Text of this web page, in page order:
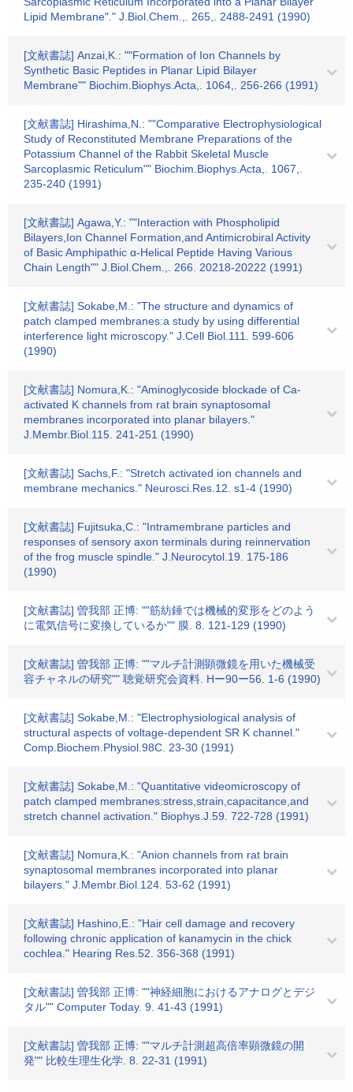
Lipid Membrane"." J.Biol.Chem.,. 265,. 2488-2491 (1990)
[文献書誌] Anzai,K.: ""Formation of Ion Channels by
Synthetic Basic Peptides in Planar Lipid Bilayer
Membrane"" Biochim.Biophys.Acta,. 1064,. 256-266 (1991)
[文献書誌] Hirashima,N.: ""Comparative Electrophysiological
Study of Reconstituted Membrane Preparations of the
Potassium Channel of the Rabbit Skeletal Muscle
Sarcoplasmic Reticulum"" Biochim.Biophys.Acta,. 1067,.
235-240 (1991)
[文献書誌] Agawa,Y.: ""Interaction with Phospholipid
Bilayers,Ion Channel Formation,and Antimicrobiral Activity
of Basic Amphipathic α-Helical Peptide Having Various
Chain Length"" J.Biol.Chem.,. 266. 20218-20222 (1991)
[文献書誌] Sokabe,M.: "The structure and dynamics of
patch clamped membranes:a study by using differential
interference light microscopy." J.Cell Biol.111. 599-606
(1990)
[文献書誌] Nomura,K.: "Aminoglycoside blockade of Ca-
activated K channels from rat brain synaptosomal
membranes incorporated into planar bilayers."
J.Membr.Biol.115. 241-251 (1990)
[文献書誌] Sachs,F.: "Stretch activated ion channels and
membrane mechanics." Neurosci.Res.12. s1-4 (1990)
[文献書誌] Fujitsuka,C.: "Intramembrane particles and
responses of sensory axon terminals during reinnervation
of the frog muscle spindle." J.Neurocytol.19. 175-186
(1990)
[文献書誌] 曽我部 正博: ""筋紡錘では機械的変形をどのよう
に電気信号に変換しているか"" 膜. 8. 121-129 (1990)
[文献書誌] 曽我部 正博: ""マルチ計測顕微鏡を用いた機械受
容チャネルの研究"" 聴覚研究会資料. Hー90ー56. 1-6 (1990)
[文献書誌] Sokabe,M.: "Electrophysiological analysis of
structural aspects of voltage-dependent SR K channel."
Comp.Biochem.Physiol.98C. 23-30 (1991)
[文献書誌] Sokabe,M.: "Quantitative videomicroscopy of
patch clamped membranes:stress,strain,capacitance,and
stretch channel activation." Biophys.J.59. 722-728 (1991)
[文献書誌] Nomura,K.: "Anion channels from rat brain
synaptosomal membranes incorporated into planar
bilayers." J.Membr.Biol.124. 53-62 (1991)
[文献書誌] Hashino,E.: "Hair cell damage and recovery
following chronic application of kanamycin in the chick
cochlea." Hearing Res.52. 356-368 (1991)
[文献書誌] 曽我部 正博: ""神経細胞におけるアナログとデジ
タル"" Computer Today. 9. 41-43 (1991)
[文献書誌] 曽我部 正博: ""マルチ計測超高倍率顕微鏡の開
発"" 比較生理生化学. 8. 22-31 (1991)